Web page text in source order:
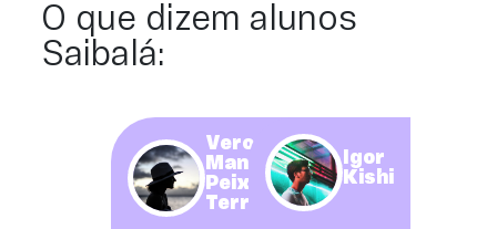
O que dizem alunos
Saibalá:
Veronica
Mancini
Peixoto
Terra
Igor
Kishi